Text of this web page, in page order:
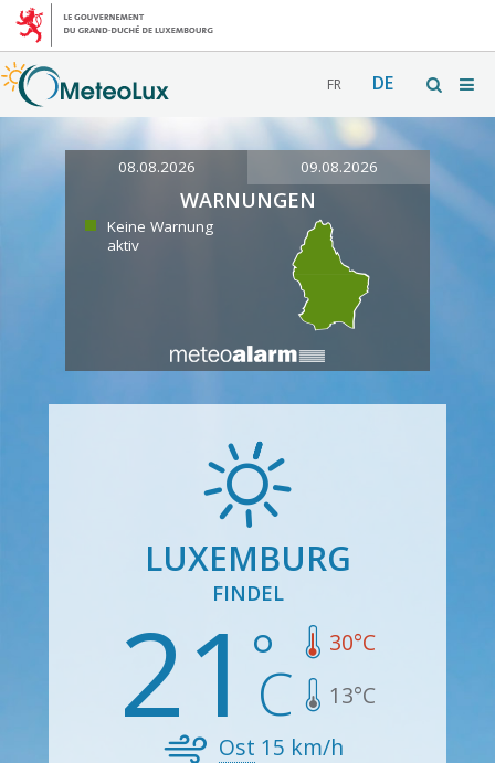
FR DE
08.08.2026 09.08.2026
WARNUNGEN
Keine Warnung
aktiv
LUXEMBURG
FINDEL
21 30°C
13°C
Ost 15 km/h